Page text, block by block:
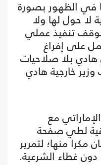
في الظهور بصورة
لا حول لها ولا
تنفيذ عملي
على إفراغ
بلا صلاحيات
خارجية هادي
مع
لطي صفحة
مكرا منها؛ لتمرير
غطاء الشرعية.